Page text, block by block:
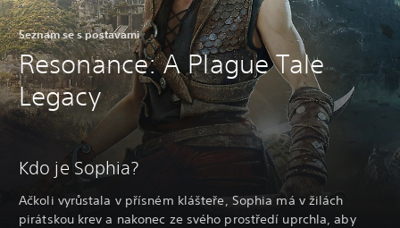
Seznam se s postavami
Resonance: A Plague Tale
Legacy
Kdo je Sophia?
Ačkoli vyrůstala v přísném klášteře, Sophia má v žilách
pirátskou krev a nakonec ze svého prostředí uprchla, aby